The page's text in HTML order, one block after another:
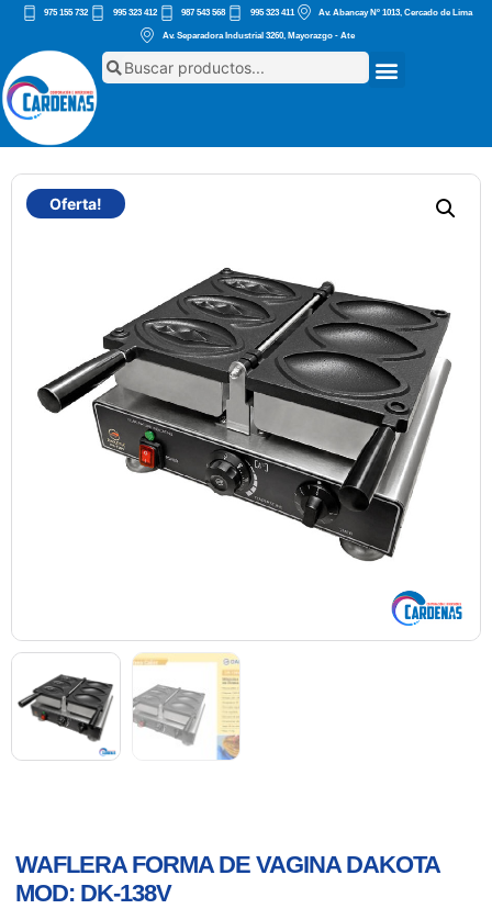
975 155 732 995 323 412 987 543 568 995 323 411 Av. Abancay Nº 1013, Cercado de Lima
Av. Separadora Industrial 3260, Mayorazgo - Ate
Oferta!
WAFLERA FORMA DE VAGINA DAKOTA
MOD: DK-138V